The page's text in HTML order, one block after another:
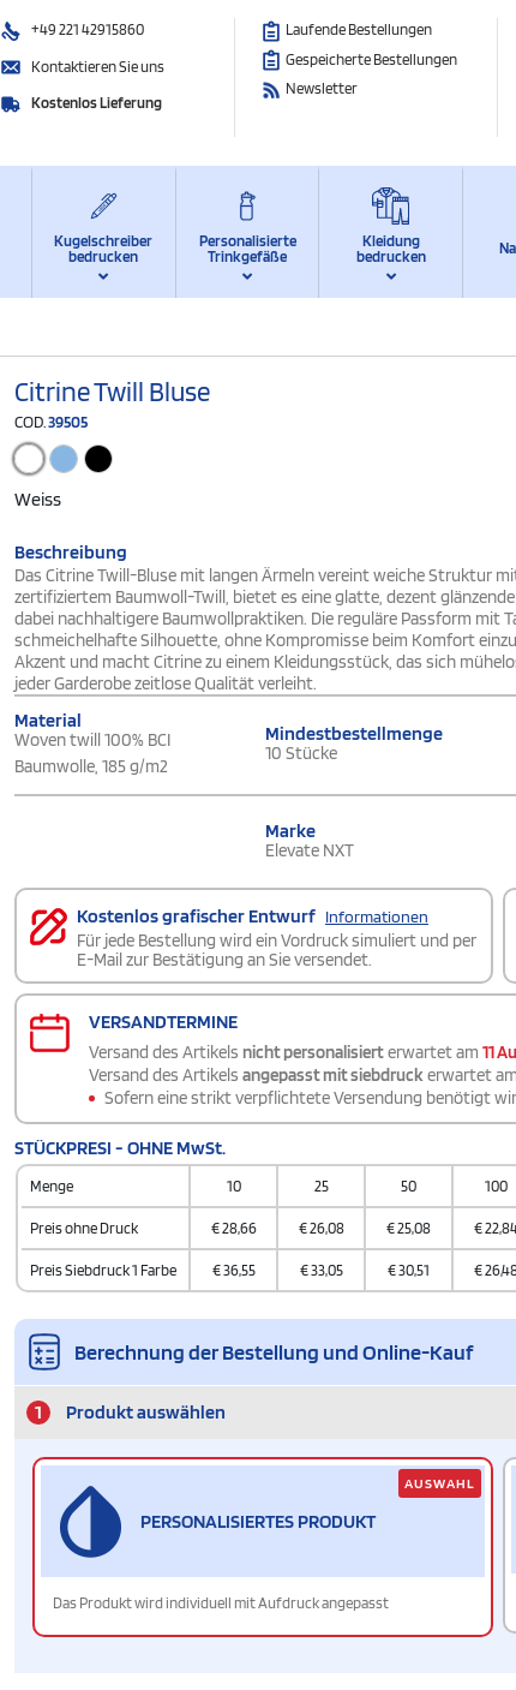
+49 221 42915860
Kontaktieren Sie uns
Kostenlos Lieferung
Laufende Bestellungen
Gespeicherte Bestellungen
Newsletter
Kugelschreiber
bedrucken
Personalisierte
Trinkgefäße
Kleidung
bedrucken
Citrine Twill Bluse
COD.39505
Weiss
Beschreibung
Das Citrine Twill-Bluse mit langen Ärmeln vereint weiche Struktur
zertifiziertem Baumwoll-Twill, bietet es eine glatte, dezent
dabei nachhaltigere Baumwollpraktiken. Die reguläre Passform mit
schmeichelhafte Silhouette, ohne Kompromisse beim Komfort
Akzent und macht Citrine zu einem Kleidungsstück, das sich
jeder Garderobe zeitlose Qualität verleiht.
Material
Woven twill 100% BCI
Baumwolle, 185 g/m2
Mindestbestellmenge
10 Stücke
Marke
Elevate NXT
Kostenlos grafischer Entwurf Informationen
Für jede Bestellung wird ein Vordruck simuliert und per
E-Mail zur Bestätigung an Sie versendet.
VERSANDTERMINE
Versand des Artikels nicht personalisierterwartet am 11
Versand des Artikels angepasst mit siebdruckerwartet
Sofern eine strikt verpflichtete Versendung benötigt
STÜCKPRESI - OHNE MwSt.
Menge 10 25 50 100
Preis ohne Druck €28,66 €26,08 €25,08 €
Preis Siebdruck 1 Farbe €36,55 €33,05 €30,51 €
Berechnung der Bestellung und Online-Kauf
1 Produkt auswählen
PERSONALISIERTES PRODUKT
Das Produkt wird individuell mit Aufdruck angepasst
AUSWAHL